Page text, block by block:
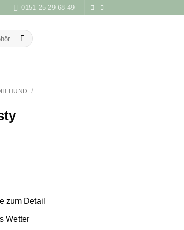
0151 25 29 68 49
HUND /
zum Detail
Wetter